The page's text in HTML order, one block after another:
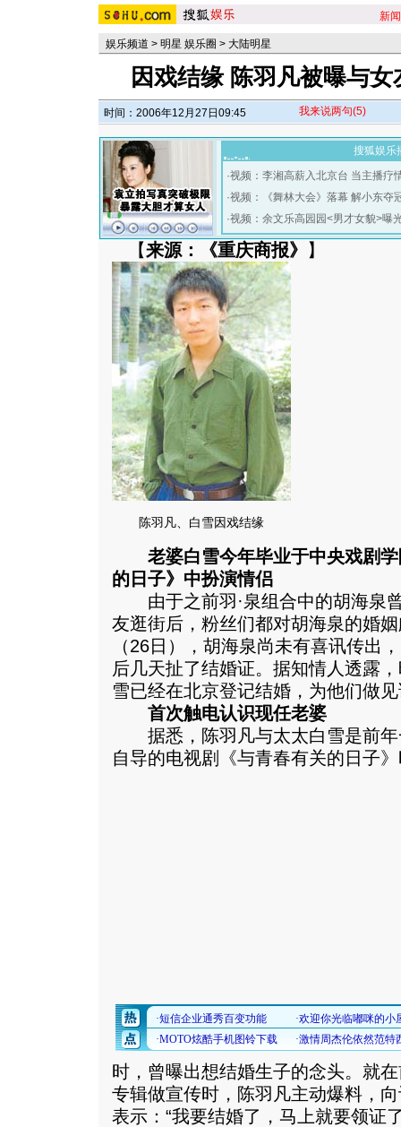
新闻
娱乐频道 > 明星 娱乐圈 > 大陆明星
因戏结缘 陈羽凡被曝与
时间：2006年12月27日09:45 我来说两句(5)
搜狐娱乐
·视频：李湘高薪入北京台 当主播疗
·视频：《舞林大会》落幕 解小东夺
·视频：余文乐高园园<男才女貌>曝
【来源：《重庆商报》 】
陈羽凡、白雪因戏结缘
老婆白雪今年毕业于中央戏剧
的日子》中扮演情侣
由于之前羽·泉组合中的胡海泉
友逛街后，粉丝们都对胡海泉的婚
（26日），胡海泉尚未有喜讯传出
后几天扯了结婚证。据知情人透露
雪已经在北京登记结婚，为他们做
首次触电认识现任老婆
据悉，陈羽凡与太太白雪是前年
自导的电视剧《与青春有关的日子
时，曾曝出想结婚生子的念头。就
专辑做宣传时，陈羽凡主动爆料，
表示：“我要结婚了，马上就要领证